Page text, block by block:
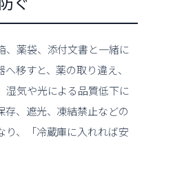
、薬袋、添付文書と一緒に
移すと、薬の取り違え、
湿気や光による品質低下に
存、遮光、凍結禁止などの
り、「冷蔵庫に入れれば安